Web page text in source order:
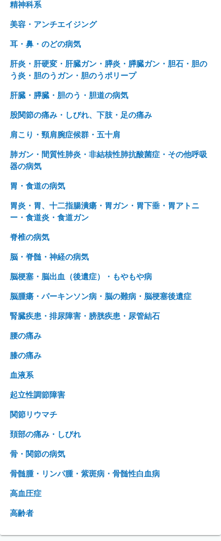
精神科系
美容・アンチエイジング
耳・鼻・のどの病気
肝炎・肝硬変・肝臓ガン・膵炎・膵臓ガン・胆石・胆の
う炎・胆のうガン・胆のうポリープ
肝臓・膵臓・胆のう・胆道の病気
股関節の痛み・しびれ、下肢・足の痛み
肩こり・頸肩腕症候群・五十肩
肺ガン・間質性肺炎・非結核性肺抗酸菌症・その他呼吸
器の病気
胃・食道の病気
胃炎・胃、十二指腸潰瘍・胃ガン・胃下垂・胃アトニ
ー・食道炎・食道ガン
脊椎の病気
脳・脊髄・神経の病気
脳梗塞・脳出血（後遺症）・もやもや病
脳腫瘍・パーキンソン病・脳の難病・脳梗塞後遺症
腎臓疾患・排尿障害・膀胱疾患・尿管結石
腰の痛み
膝の痛み
血液系
起立性調節障害
関節リウマチ
頚部の痛み・しびれ
骨・関節の病気
骨髄腫・リンパ腫・紫斑病・骨髄性白血病
高血圧症
高齢者